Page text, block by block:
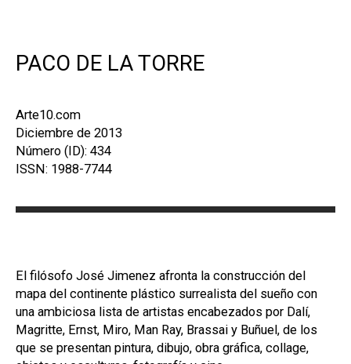
PACO DE LA TORRE
Arte10.com
Diciembre de 2013
Número (ID): 434
ISSN: 1988-7744
El filósofo José Jimenez afronta la construcción del
mapa del continente plástico surrealista del sueño con
una ambiciosa lista de artistas encabezados por Dalí,
Magritte, Ernst, Miro, Man Ray, Brassai y Buñuel, de los
que se presentan pintura, dibujo, obra gráfica, collage,